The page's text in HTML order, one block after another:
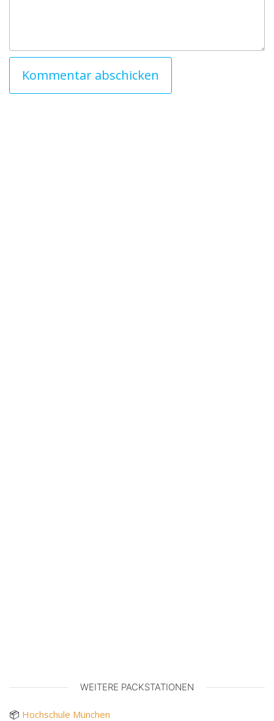
WEITERE PACKSTATIONEN
📦 Hochschule München